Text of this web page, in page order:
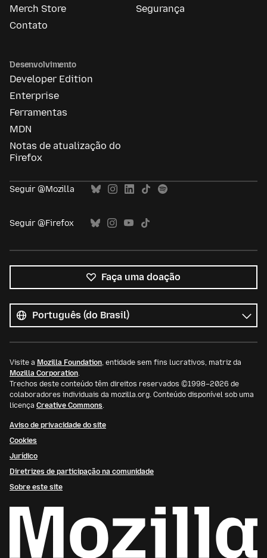
Merch Store
Contato
Segurança
Desenvolvimento
Developer Edition
Enterprise
Ferramentas
MDN
Notas de atualização do
Firefox
Seguir @Mozilla
Seguir @Firefox
Faça uma doação
os
idiomas
Idioma
Visite a Mozilla Foundation, entidade sem fins lucrativos, matriz da
Mozilla Corporation.
Trechos deste conteúdo têm direitos reservados ©1998–2026 de
colaboradores individuais da mozilla.org. Conteúdo disponível sob uma
licença Creative Commons.
Aviso de privacidade do site
Cookies
Jurídico
Diretrizes de participação na comunidade
Sobre este site